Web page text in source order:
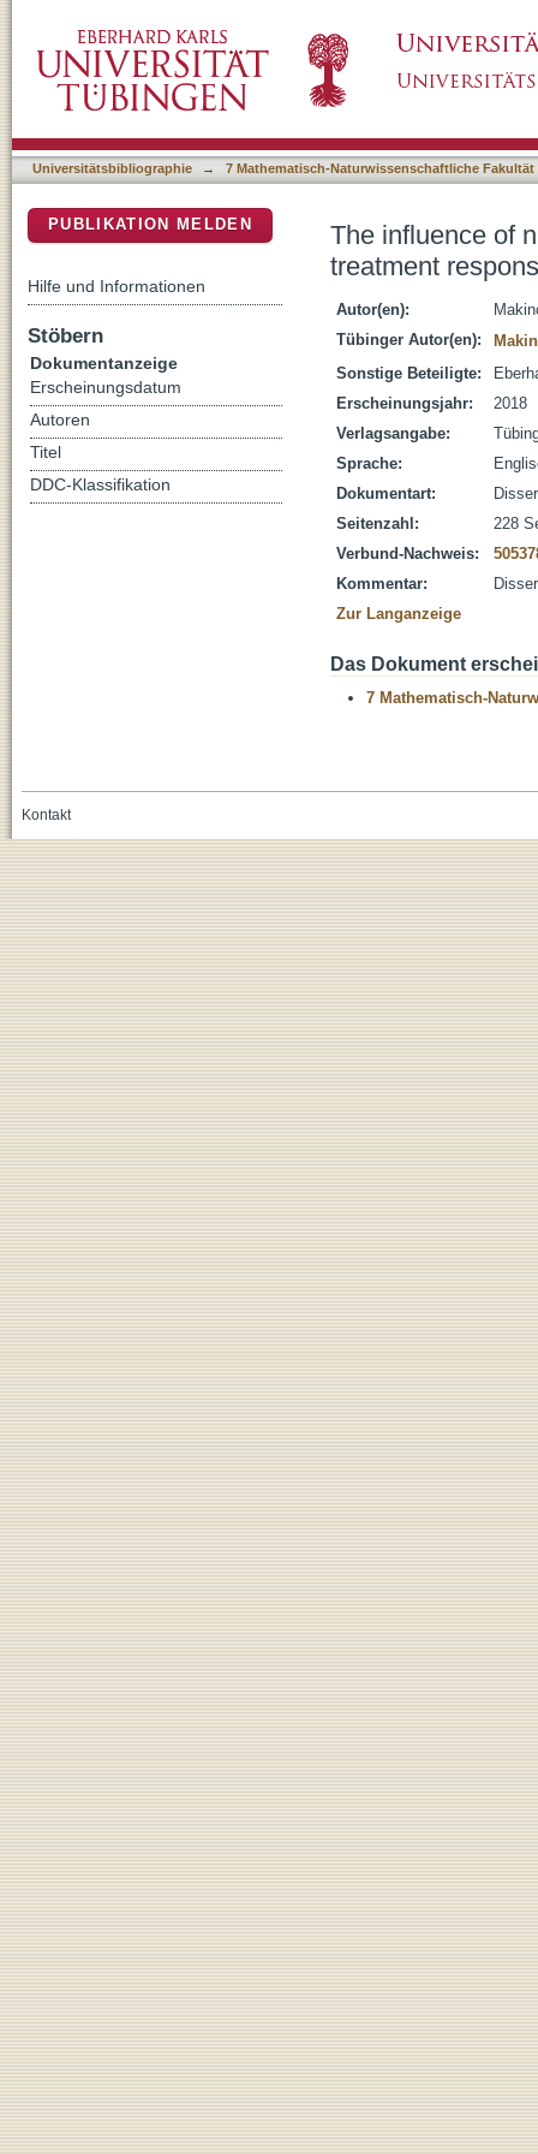
melanoma
Universitätsbibliographie → 7 Mathematisch-Naturwissenschaftliche Fakultät
The influence of
treatment
Autor(en):
Tübinger Autor(en):
Sonstige Beteiligte:
Erscheinungsjahr:
2018
Verlagsangabe:
Sprache:
Dokumentart:
Seitenzahl:
228
Verbund-Nachweis:
Kommentar:
Zur Langanzeige
Das Dokument
7 Mathematisch-
PUBLIKATION MELDEN
Hilfe und Informationen
Stöbern
Dokumentanzeige
Erscheinungsdatum
Autoren
Titel
DDC-Klassifikation
Kontakt